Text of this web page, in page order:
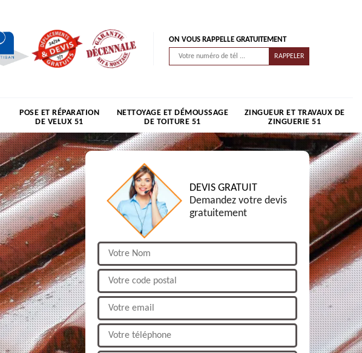
ON VOUS RAPPELLE GRATUITEMENT
POSE ET RÉPARATION
DE VELUX 51
NETTOYAGE ET DÉMOUSSAGE
DE TOITURE 51
ZINGUEUR ET TRAVAUX DE
ZINGUERIE 51
DEVIS GRATUIT
Demandez votre devis
gratuitement